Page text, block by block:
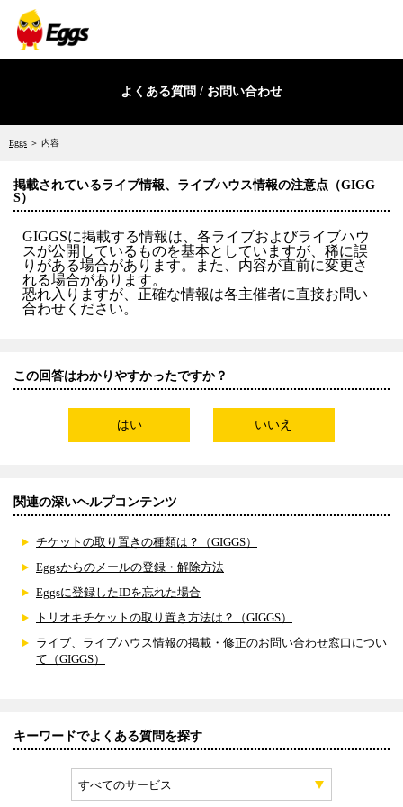
よくある質問 / お問い合わせ
Eggs ＞ 内容
掲載されているライブ情報、ライブハウス情報の注意点（GIGG
S）
GIGGSに掲載する情報は、各ライブおよびライブハウ
スが公開しているものを基本としていますが、稀に誤
りがある場合があります。また、内容が直前に変更さ
れる場合があります。
恐れ入りますが、正確な情報は各主催者に直接お問い
合わせください。
この回答はわかりやすかったですか？
はい いいえ
関連の深いヘルプコンテンツ
チケットの取り置きの種類は？（GIGGS）
Eggsからのメールの登録・解除方法
Eggsに登録したIDを忘れた場合
トリオキチケットの取り置き方法は？（GIGGS）
ライブ、ライブハウス情報の掲載・修正のお問い合わせ窓口につい
て（GIGGS）
キーワードでよくある質問を探す
すべてのサービス